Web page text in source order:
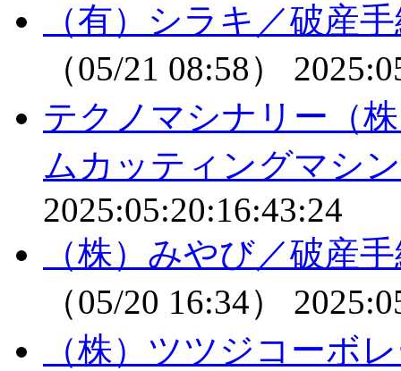
（有）シラキ／破産
（05/21 08:58）
テクノマシナリー（
ムカッティングマシ
2025:05:20:16:43:24
（株）みやび／破産
（05/20 16:34）
（株）ツツジコーボ